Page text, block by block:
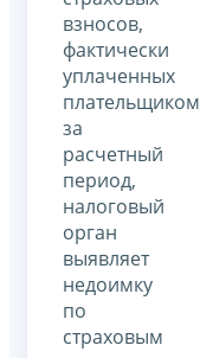
взносов,
фактически
уплаченных
плательщиком
за
расчетный
период,
налоговый
орган
выявляет
недоимку
по
страховым